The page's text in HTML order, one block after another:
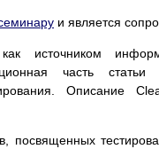
и является
источником
часть
Описание
посвященных